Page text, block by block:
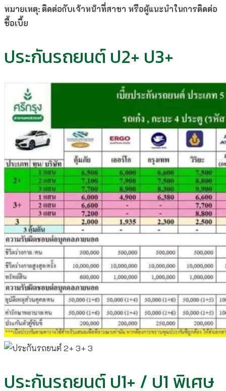
หมายเหตุ: ติดต่อกับเจ้าหน้าที่สาขา หรือผู้แนะนำในการติดต่อ
ซื้อเบี้ย
ประกันรถยนต์ ป2+ ป3+
ประกันรถยนต์ ป1+ / ป1 พิเศษ